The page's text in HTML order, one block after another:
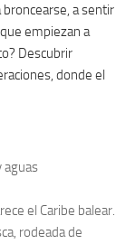
broncearse, a sentir
empiezan a
Descubrir
donde el
aguas
el Caribe balear.
rodeada de